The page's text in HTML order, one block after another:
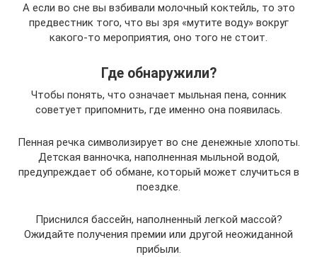
А если во сне вы взбивали молочный коктейль, то это
предвестник того, что вы зря «мутите воду» вокруг
какого-то мероприятия, оно того не стоит.
Где обнаружили?
Чтобы понять, что означает мыльная пена, сонник
советует припомнить, где именно она появилась.
Пенная речка символизирует во сне денежные хлопоты.
Детская ванночка, наполненная мыльной водой,
предупреждает об обмане, который может случиться в
поездке.
Приснился бассейн, наполненный легкой массой?
Ожидайте получения премии или другой неожиданной
прибыли.